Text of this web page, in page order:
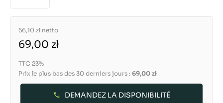
56,10 zł netto
69,00 zł
TTC 23%
Prix le plus bas des 30 derniers jours : 69,00 zł
DEMANDEZ LA DISPONIBILITÉ